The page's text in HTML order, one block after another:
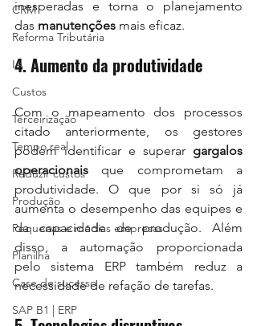
CRM
Reforma Tributária
IA
Custos
Terceirização
Tempo real
Reduzir custos
Produção
Pequenas e médias empresas
Planilha
Case de sucesso
SAP B1 | ERP
inesperadas e torna o planejamento
das manutenções mais eficaz.
4. Aumento da produtividade
Com o mapeamento dos processos
citado anteriormente, os gestores
podem identificar e superar gargalos
operacionais que comprometam a
produtividade. O que por si só já
aumenta o desempenho das equipes e
da capacidade de produção. Além
disso, a automação proporcionada
pelo sistema ERP também reduz a
necessidade de refação de tarefas.